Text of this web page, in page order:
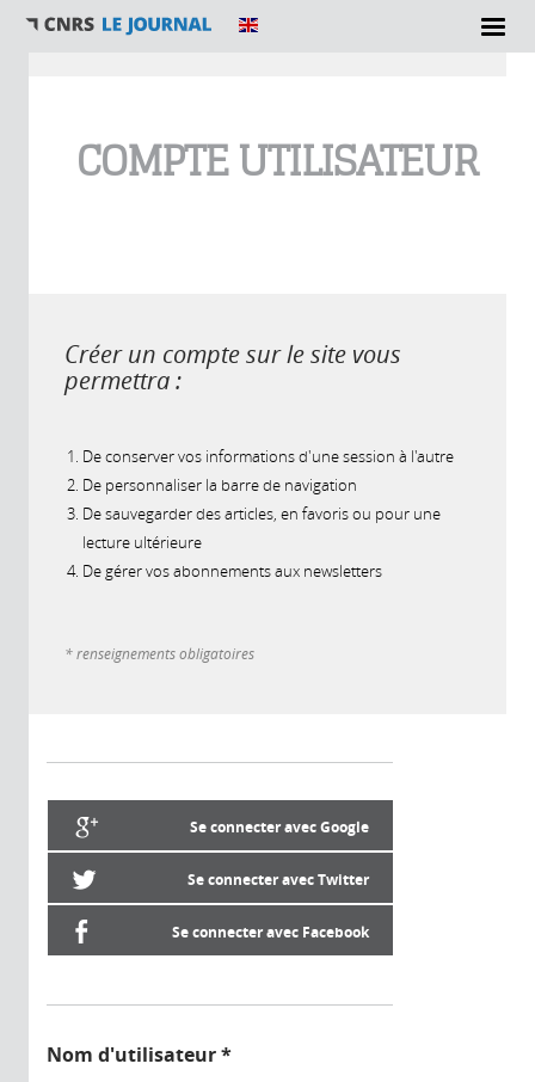
COMPTE UTILISATEUR
Créer un compte sur le site vous
permettra :
De conserver vos informations d'une session à l'autre
De personnaliser la barre de navigation
De sauvegarder des articles, en favoris ou pour une
lecture ultérieure
De gérer vos abonnements aux newsletters
* renseignements obligatoires
Se connecter avec Google
Se connecter avec Twitter
Se connecter avec Facebook
Nom d'utilisateur*